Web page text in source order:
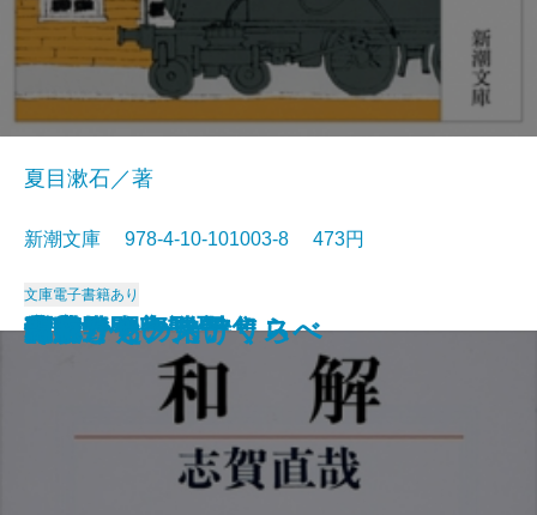
猟銃・闘牛
ヴェルレーヌ詩集
草枕
斜陽
高村光太郎詩集
歌行燈・高野聖
土
真実一路
老妓抄
坊っちゃん
夏目漱石／著
新潮文庫 978-4-10-101003-8 473円
文庫電子書籍あり
和解
ヰタ・セクスアリス
出家とその弟子
にごりえ・たけくらべ
武蔵野
白痴
青年
雁
それから
門